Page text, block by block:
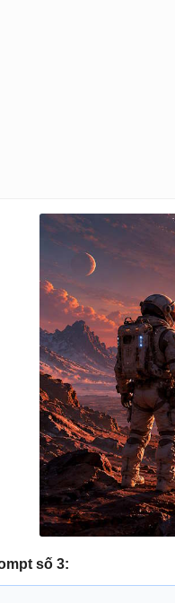
số 3: